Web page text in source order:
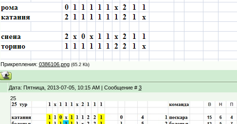
Прикрепления: 0386106.png (65.2 Kb)
Дата: Пятница, 2013-07-05, 10:15 AM | Сообщение # 3
25